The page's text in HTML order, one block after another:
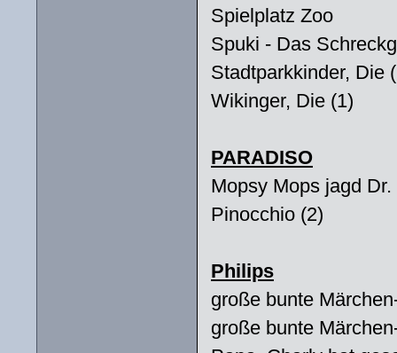
Spielplatz Zoo
Spuki - Das
Stadtparkkinder, Die
Wikinger, Die (1)
PARADISO
Mopsy Mops jagd
Pinocchio (2)
Philips
große bunte
große bunte